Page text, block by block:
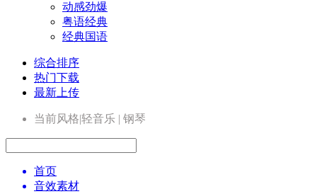
动感劲爆
粤语经典
经典国语
综合排序
热门下载
最新上传
当前风格|轻音乐 | 钢琴
首页
音效素材